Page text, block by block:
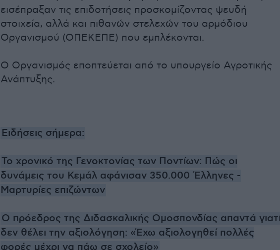
εισέπραξαν τις επιδοτήσεις προσκομίζοντας ψευδή
στοιχεία, αλλά και πιθανών στελεχών του αρμόδιου
Οργανισμού (ΟΠΕΚΕΠΕ) που εμπλέκονται.
Ο Οργανισμός εποπτεύεται από το υπουργείο Αγροτικής
Ανάπτυξης.
Ειδήσεις σήμερα:
Το χρονικό της Γενοκτονίας των Ποντίων: Πώς οι
δυνάμεις του Κεμάλ αφάνισαν 350.000 Έλληνες -
Μαρτυρίες επιζώντων
Ο πρόεδρος της Διδασκαλικής Ομοσπονδίας απαντά
δεν θέλει την αξιολόγηση: «Έχω αξιολογηθεί πολλές
φορές μέχρι να πάω σε σχολείο»